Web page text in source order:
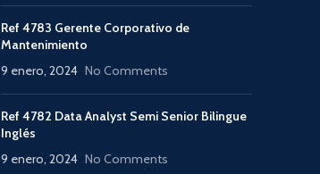
Ref 4783 Gerente Corporativo de
Mantenimiento
9 enero, 2024 No Comments
Ref 4782 Data Analyst Semi Senior Bilingue
Inglés
9 enero, 2024 No Comments